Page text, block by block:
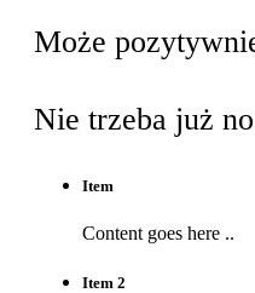
Akcesoria do
Testery TDS
Testery-Ph
Zestawy
Może
Nie trzeba już
Item
Content goes here ..
Item 2